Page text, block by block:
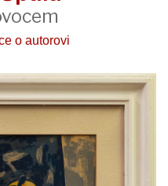
o autorovi